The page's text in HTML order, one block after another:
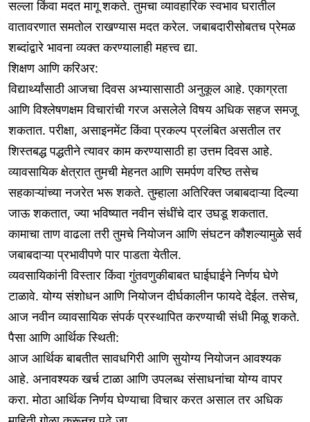
सल्ला किंवा मदत मागू शकते. तुमचा व्यावहारिक स्वभाव घरातील
वातावरणात समतोल राखण्यास मदत करेल. जबाबदारीसोबतच प्रेमळ
शब्दांद्वारे भावना व्यक्त करण्यालाही महत्त्व द्या.
शिक्षण आणि करिअर:
विद्यार्थ्यांसाठी आजचा दिवस अभ्यासासाठी अनुकूल आहे. एकाग्रता
आणि विश्लेषणक्षम विचारांची गरज असलेले विषय अधिक सहज समजू
शकतात. परीक्षा, असाइनमेंट किंवा प्रकल्प प्रलंबित असतील तर
शिस्तबद्ध पद्धतीने त्यावर काम करण्यासाठी हा उत्तम दिवस आहे.
व्यावसायिक क्षेत्रात तुमची मेहनत आणि समर्पण वरिष्ठ तसेच
सहकाऱ्यांच्या नजरेत भरू शकते. तुम्हाला अतिरिक्त जबाबदाऱ्या दिल्या
जाऊ शकतात, ज्या भविष्यात नवीन संधींचे दार उघडू शकतात.
कामाचा ताण वाढला तरी तुमचे नियोजन आणि संघटन कौशल्यामुळे सर्व
जबाबदाऱ्या प्रभावीपणे पार पाडता येतील.
व्यवसायिकांनी विस्तार किंवा गुंतवणुकीबाबत घाईघाईने निर्णय घेणे
टाळावे. योग्य संशोधन आणि नियोजन दीर्घकालीन फायदे देईल. तसेच,
आज नवीन व्यावसायिक संपर्क प्रस्थापित करण्याची संधी मिळू शकते.
पैसा आणि आर्थिक स्थिती:
आज आर्थिक बाबतीत सावधगिरी आणि सुयोग्य नियोजन आवश्यक
आहे. अनावश्यक खर्च टाळा आणि उपलब्ध संसाधनांचा योग्य वापर
करा. मोठा आर्थिक निर्णय घेण्याचा विचार करत असाल तर अधिक